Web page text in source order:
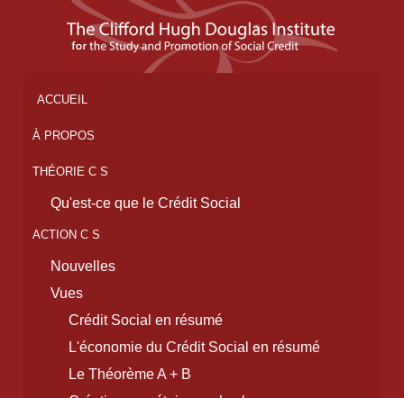
ACCUEIL
À PROPOS
THÉORIE C S
Qu'est-ce que le Crédit Social
ACTION C S
Nouvelles
Vues
Crédit Social en résumé
L'économie du Crédit Social en résumé
Le Théorème A + B